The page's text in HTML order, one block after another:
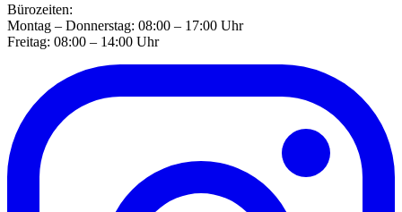
Bürozeiten:
Montag – Donnerstag: 08:00 – 17:00 Uhr
Freitag: 08:00 – 14:00 Uhr